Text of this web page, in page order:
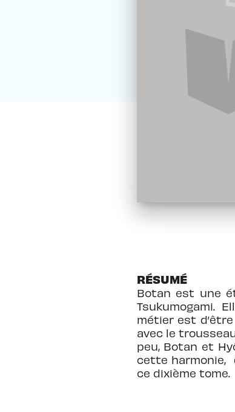
RÉSUMÉ
Botan est une
Tsukumogami.
métier est
avec le
peu, Botan et
cette harmonie,
ce dixième tome.